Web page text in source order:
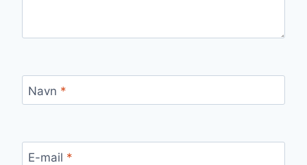
Navn *
E-mail *